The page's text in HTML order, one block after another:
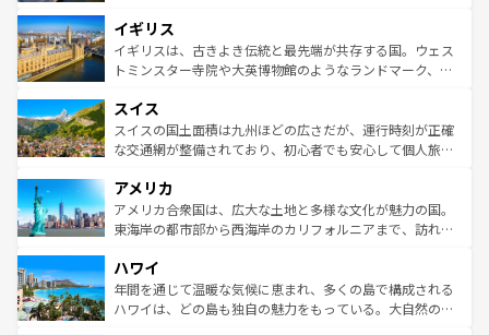
いる。シャンパンの発祥地であるランス、プロヴァンスの
香り高いラベンダー畑など、多彩な楽しみ方が可能だ。さ
らに、パリ以外の地域にも魅力が溢れており、どの街角に
れる地方に足を運ぶとそれぞれで全く異なる文化を体験で
きるだろう。 なお、新着のフランス情報はコンテンツ一覧
を参照してほしい。
顔を持つこの国は、どこを歩いても飽きることがない。ベ
ルリンの文化的活気、バイエルン州のアルプスの絶景、そ
してライン川沿いのワイン畑といった風景は必見。ビール
は、お酒好きな人にはぜひ体験してほしい。 なお、新着の
ドイツ情報はコンテンツ一覧を参照してほしい。
イギリス
イギリスは、古きよき伝統と最先端が共存する国。ウェス
トミンスター寺院や大英博物館のようなランドマーク、歴
リアごとに異なる魅力がある。また、優雅なアフタヌーン
ティー、ビール好きにはたまらない英国パブ、サッカー観
戦など、本場だからこそできる体験も豊富。イギリスを旅
ンツ一覧を参照してほしい。
スイス
スイスの国土面積は九州ほどの広さだが、運行時刻が正確
な交通網が整備されており、初心者でも安心して個人旅行
の建物がそのまま残る町や、スイスならではのユニークな
博物館もあり、アルプス観光だけでなく町歩きも満喫する
ことができる。国民の所得が高いため物価も高いが、旅行
ば市内交通費無料で観光を楽しむこともできる。 なお、新
着のスイス情報はコンテンツ一覧 を参照してほしい。
アメリカ
アメリカ合衆国は、広大な土地と多様な文化が魅力の国。
東海岸の都市部から西海岸のカリフォルニアまで、訪れる
のような巨大都市は、観光、ショッピング、エンターテイ
ンメントが詰まった刺激的なスポットだ。一方、アメリカ
西部には大自然が広がり、グランドキャニオンやイエロー
ハワイ
年間を通じて温暖な気候に恵まれ、多くの島で構成される
ハワイは、どの島も独自の魅力をもっている。大自然の神